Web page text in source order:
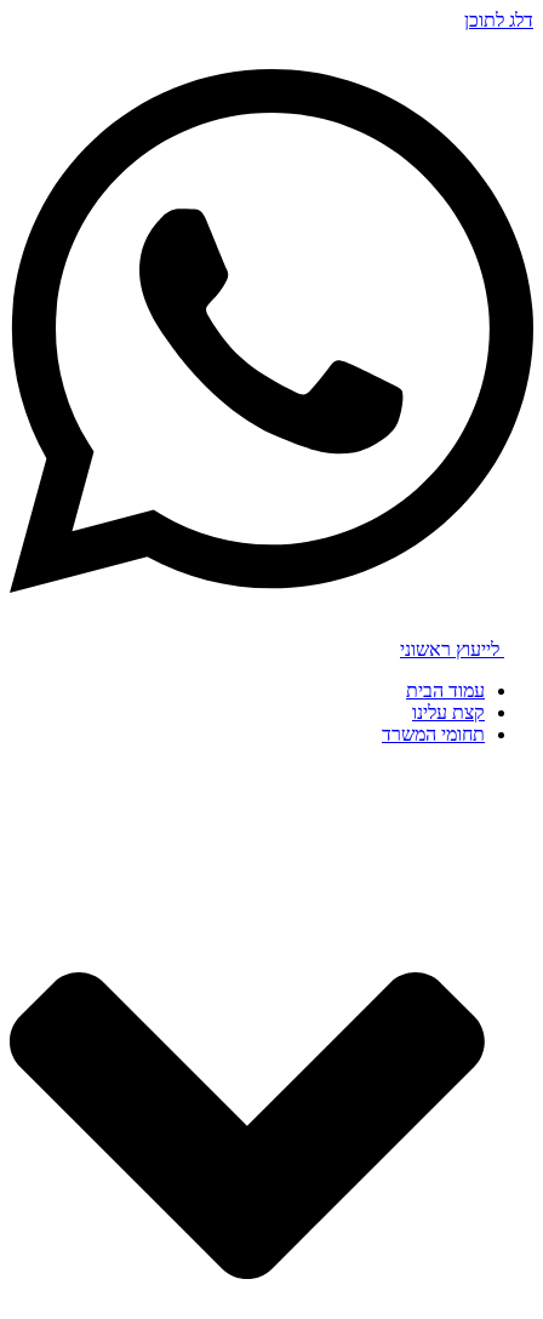
דלג לתוכן
לייעוץ ראשוני
עמוד הבית
קצת עלינו
תחומי המשרד